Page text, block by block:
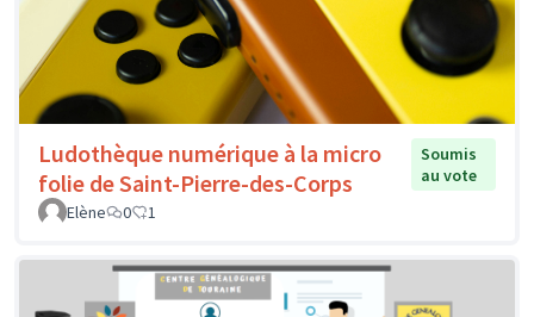
Ludothèque numérique à la micro
folie de Saint-Pierre-des-Corps
Soumis
au vote
Elène
0 1